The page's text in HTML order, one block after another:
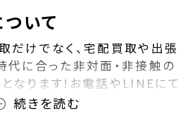
いて
だけでなく、宅配買取や出張
代に合った非対面・非接触の
なります!お電話やLINEにて
っております！また無料の宅